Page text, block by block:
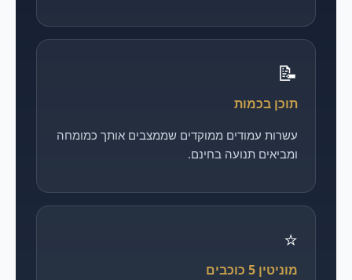
📝
תוכן בכמות
עשרות עמודים ממוקדים שממצבים אותך כמומחה
ומביאים תנועה בחינם.
⭐
מוניטין 5 כוכבים